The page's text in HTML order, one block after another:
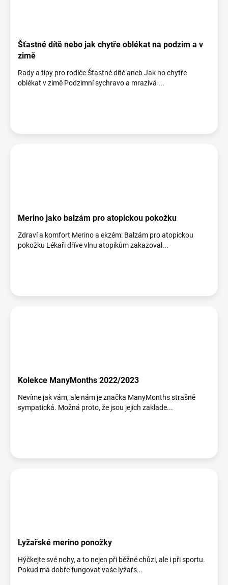
Šťastné dítě nebo jak chytře oblékat na podzim a v
zimě
Rady a tipy pro rodiče Šťastné dítě aneb Jak ho chytře
oblékat v zimě Podzimní sychravo a mrazivá ...
Merino jako balzám pro atopickou pokožku
Zdraví a komfort Merino a ekzém: Balzám pro atopickou
pokožku Lékaři dříve vlnu atopikům zakazoval...
Kolekce ManyMonths 2022/2023
Nevíme jak vám, ale nám je značka ManyMonths strašně
sympatická. Možná proto, že jsou jejich zaklade...
Lyžařské merino ponožky
Hýčkejte své nohy, a to nejen při běžné chůzi, ale i při sportu.
Pokud má dobře fungovat vaše lyžařs...